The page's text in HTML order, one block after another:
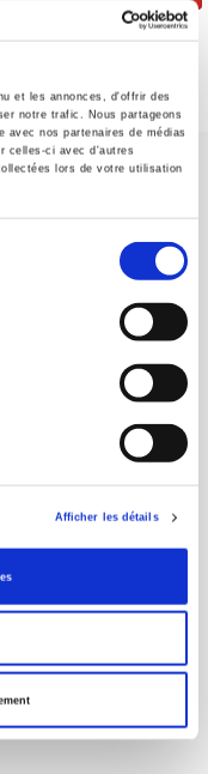
et les annonces, d'offrir des
notre trafic. Nous partageons
avec nos partenaires de médias
celles-ci avec d'autres
lors de votre utilisation
Afficher les détails
et sociales, les
leur création en 1976